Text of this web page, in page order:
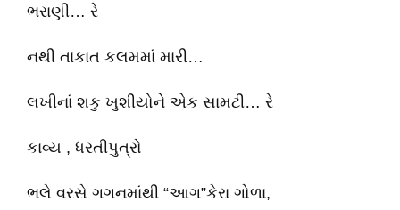
ભરાણી… રે
નથી તાકાત કલમમાં મારી…
લખીનાં શકુ ખુશીયોને એક સામટી… રે
કાવ્ય , ધરતીપુત્રો
ભલે વરસે ગગનમાંથી “આગ”કેરા ગોળા,